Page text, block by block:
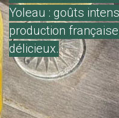
Yoleau : goûts
production
délicieux. ​